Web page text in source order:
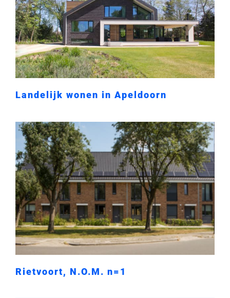
Landelijk wonen in Apeldoorn
Rietvoort, N.O.M. n=1